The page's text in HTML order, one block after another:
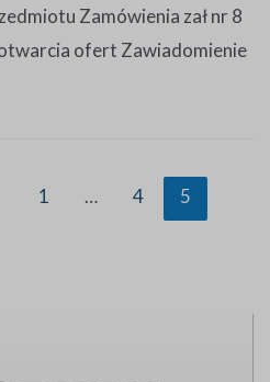
Zamówienia zał nr 8
ofert Zawiadomienie
1 … 4 5